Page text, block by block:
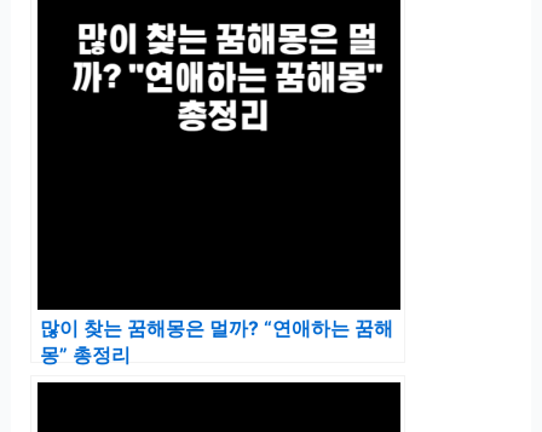
많이 찾는 꿈해몽은 멀까? “연애하는 꿈해
몽” 총정리